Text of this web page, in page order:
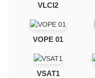
VLCI2
VOPE 01
VSAT1